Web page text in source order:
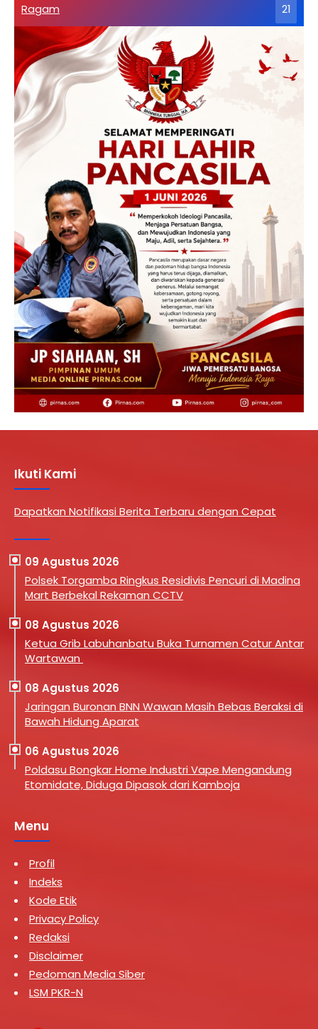
Ragam 21
Ikuti Kami
Dapatkan Notifikasi Berita Terbaru dengan Cepat
09 Agustus 2026
Polsek Torgamba Ringkus Residivis Pencuri di Madina
Mart Berbekal Rekaman CCTV
08 Agustus 2026
Ketua Grib Labuhanbatu Buka Turnamen Catur Antar
Wartawan
08 Agustus 2026
Jaringan Buronan BNN Wawan Masih Bebas Beraksi di
Bawah Hidung Aparat
06 Agustus 2026
Poldasu Bongkar Home Industri Vape Mengandung
Etomidate, Diduga Dipasok dari Kamboja
Menu
Profil
Indeks
Kode Etik
Privacy Policy
Redaksi
Disclaimer
Pedoman Media Siber
LSM PKR-N